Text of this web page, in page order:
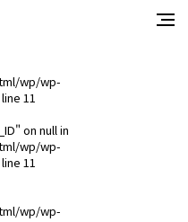
wp/wp-
11
on null in
wp/wp-
11
wp/wp-